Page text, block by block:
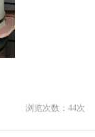
浏览次数： 44次